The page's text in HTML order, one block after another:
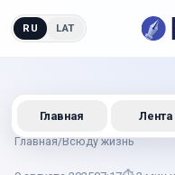
RU LAT
Главная/Всюду жизнь
Главная Лента